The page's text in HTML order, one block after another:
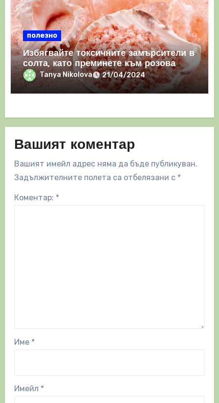
полезно
Избягвайте токсичните замърсители в
солта, като преминете към розова
хималайска сол
Tanya Nikolova 21/04/2024
Вашият коментар
Вашият имейл адрес няма да бъде публикуван.
Задължителните полета са отбелязани с *
Коментар: *
Име *
Имейл *